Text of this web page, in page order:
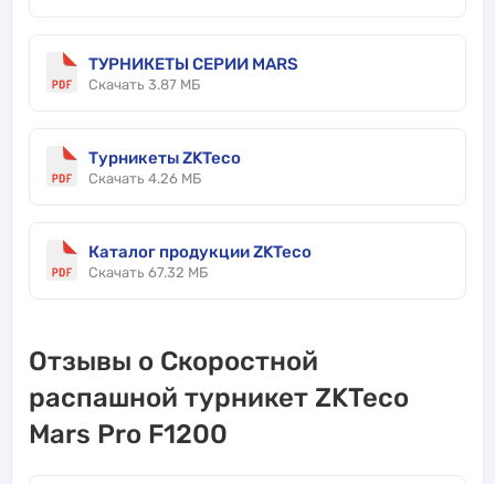
ТУРНИКЕТЫ СЕРИИ MARS
Скачать 3.87 МБ
Турникеты ZKTeco
Скачать 4.26 МБ
Каталог продукции ZKTeco
Скачать 67.32 МБ
Отзывы о Скоростной
распашной турникет ZKTeco
Mars Pro F1200